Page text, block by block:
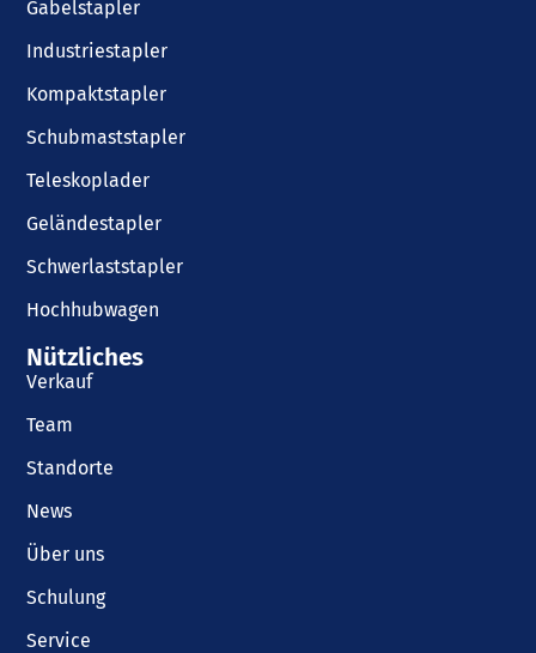
Gabelstapler
Industriestapler
Kompaktstapler
Schubmaststapler
Teleskoplader
Geländestapler
Schwerlaststapler
Hochhubwagen
Nützliches
Verkauf
Team
Standorte
News
Über uns
Schulung
Service